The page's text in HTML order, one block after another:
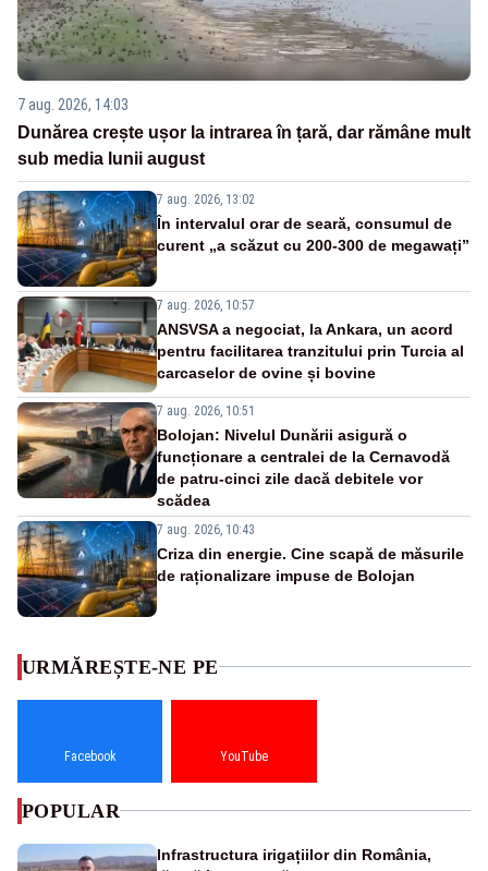
7 aug. 2026, 14:03
Dunărea crește ușor la intrarea în țară, dar rămâne mult
sub media lunii august
7 aug. 2026, 13:02
În intervalul orar de seară, consumul de
curent „a scăzut cu 200-300 de megawați”
7 aug. 2026, 10:57
ANSVSA a negociat, la Ankara, un acord
pentru facilitarea tranzitului prin Turcia al
carcaselor de ovine și bovine
7 aug. 2026, 10:51
Bolojan: Nivelul Dunării asigură o
funcționare a centralei de la Cernavodă
de patru-cinci zile dacă debitele vor
scădea
7 aug. 2026, 10:43
Criza din energie. Cine scapă de măsurile
de raționalizare impuse de Bolojan
URMĂREȘTE-NE PE
Facebook YouTube
POPULAR
Infrastructura irigațiilor din România,